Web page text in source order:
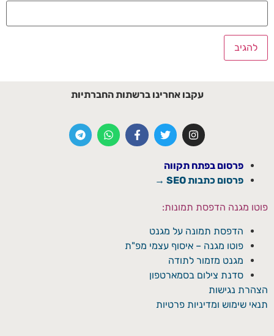
עקבו אחרינו ברשתות החברתיות
פרסום בפתח תקווה
פרסום כתבות SEO →
פוטו מגנה הדפסת תמונות:
הדפסת תמונה על מגנט
פוטו מגנה – איסוף עצמי מפ"ת
מגנט מזמור לתודה
סדנת צילום בסמארטפון
הצהרת נגישות
תנאי שימוש ומדיניות פרטיות